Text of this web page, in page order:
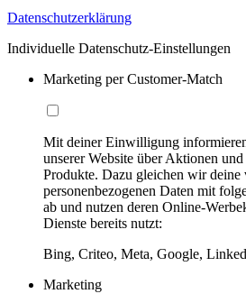
Datenschutzerklärung
Individuelle Datenschutz-Einstellungen
Marketing per Customer-Match
Mit deiner Einwilligung
unserer Website über Aktionen
Produkte. Dazu gleichen wir deine
personenbezogenen Daten mit
ab und nutzen deren Online-
Dienste bereits nutzt:
Bing, Criteo, Meta, Google,
Marketing